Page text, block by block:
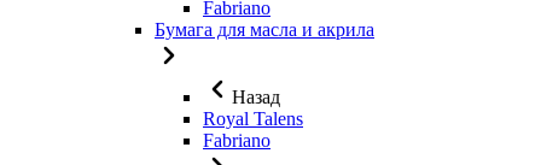
Fabriano
Бумага для масла и акрила
Назад
Royal Talens
Fabriano